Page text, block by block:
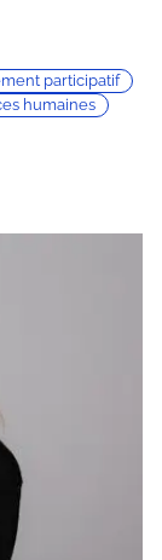
participatif
humaines